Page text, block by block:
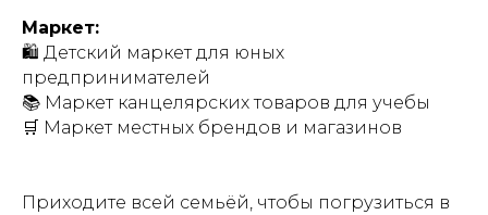
Маркет:
🛍 Детский маркет для юных
предпринимателей
📚 Маркет канцелярских товаров для учебы
🛒 Маркет местных брендов и магазинов
Приходите всей семьёй, чтобы погрузиться в